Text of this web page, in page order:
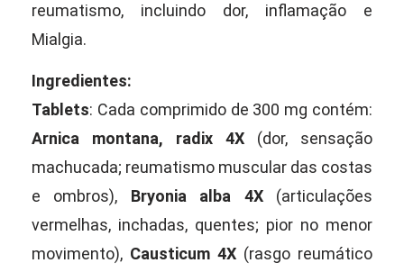
reumatismo, incluindo dor, inflamação e
Mialgia.
Ingredientes:
Tablets: Cada comprimido de 300 mg contém:
Arnica montana, radix 4X (dor, sensação
machucada; reumatismo muscular das costas
e ombros), Bryonia alba 4X(articulações
vermelhas, inchadas, quentes; pior no menor
movimento), Causticum 4X (rasgo reumático